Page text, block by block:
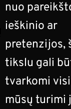
nuo
ieškinio ar
pretenzijos,
tikslu gali
tvarkomi visi
mūsų turimi